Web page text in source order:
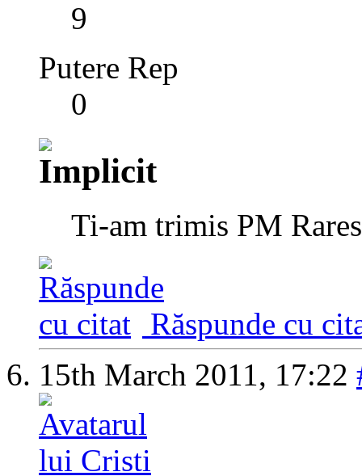
9
Putere Rep
0
Ti-am trimis PM
Răspunde cu
15th March 2011, 17:22